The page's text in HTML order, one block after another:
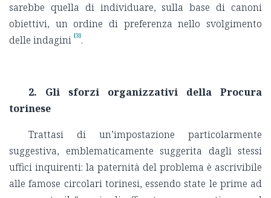
sarebbe quella di individuare, sulla base di canoni
obiettivi, un ordine di preferenza nello svolgimento
delle indagini [3].
2. Gli sforzi organizzativi della Procura
torinese
Trattasi di un’impostazione particolarmente
suggestiva, emblematicamente suggerita dagli stessi
uffici inquirenti: la paternità del problema è ascrivibile
alle famose circolari torinesi, essendo state le prime ad